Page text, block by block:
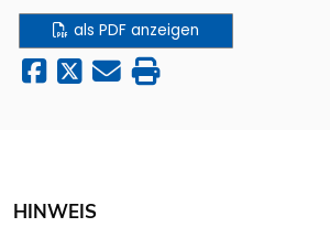
als PDF anzeigen
HINWEIS